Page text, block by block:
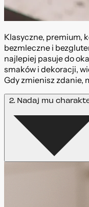
Klasyczne, premium,
bezmleczne i
najlepiej pasuje do
smaków i dekoracji,
Gdy zmienisz zdanie,
2. Nadaj mu